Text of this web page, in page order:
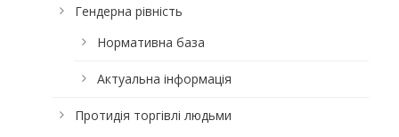
Гендерна рівність
Нормативна база
Актуальна інформація
Протидія торгівлі людьми